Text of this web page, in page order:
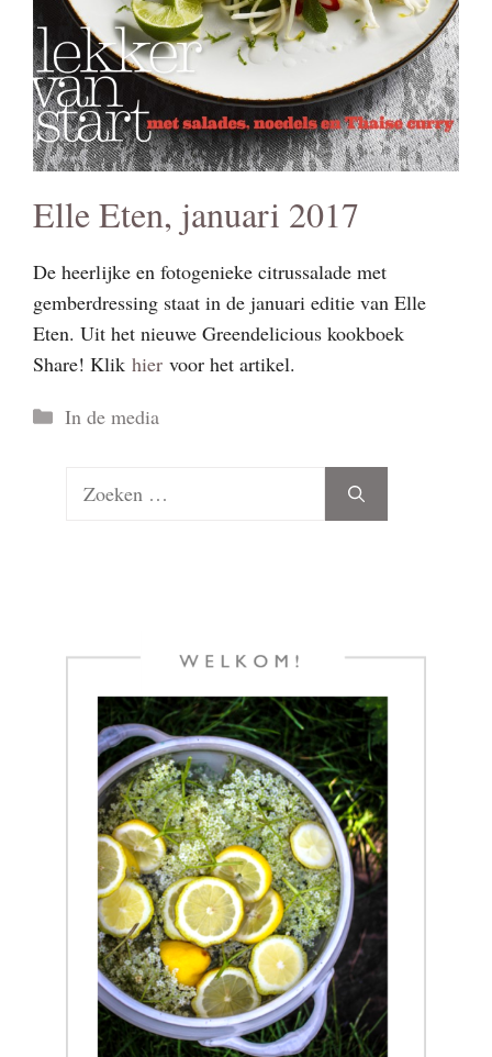
Elle Eten, januari 2017
De heerlijke en fotogenieke citrussalade met
gemberdressing staat in de januari editie van Elle
Eten. Uit het nieuwe Greendelicious kookboek
Share! Klik hier voor het artikel.
Categorieën
In de media
Zoek